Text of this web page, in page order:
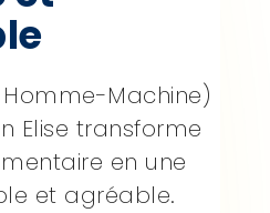
Homme-Machine)
Elise transforme
en une
et agréable.